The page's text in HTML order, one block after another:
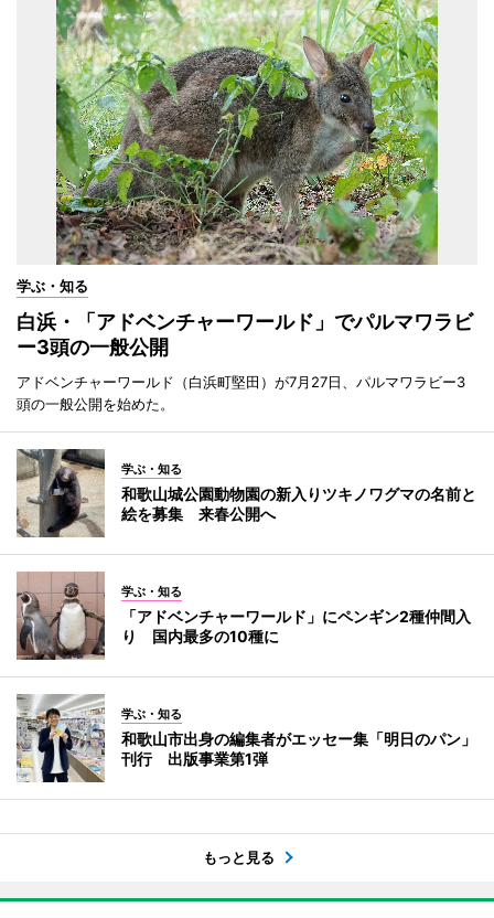
学ぶ・知る
白浜・「アドベンチャーワールド」でパルマワラビ
ー3頭の一般公開
アドベンチャーワールド（白浜町堅田）が7月27日、パルマワラビー3
頭の一般公開を始めた。
学ぶ・知る
和歌山城公園動物園の新入りツキノワグマの名前と
絵を募集 来春公開へ
学ぶ・知る
「アドベンチャーワールド」にペンギン2種仲間入
り 国内最多の10種に
学ぶ・知る
和歌山市出身の編集者がエッセー集「明日のパン」
刊行 出版事業第1弾
もっと見る